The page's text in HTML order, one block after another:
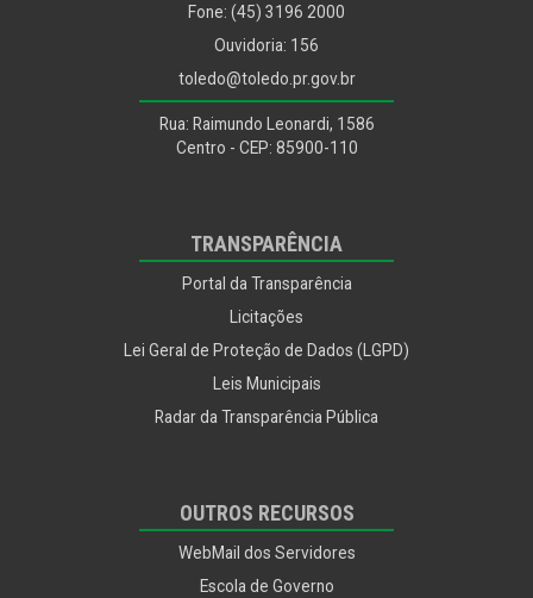
Fone: (45) 3196 2000
Ouvidoria: 156
toledo@toledo.pr.gov.br
Rua: Raimundo Leonardi, 1586
Centro - CEP: 85900-110
TRANSPARÊNCIA
Portal da Transparência
Licitações
Lei Geral de Proteção de Dados (LGPD)
Leis Municipais
Radar da Transparência Pública
OUTROS RECURSOS
WebMail dos Servidores
Escola de Governo